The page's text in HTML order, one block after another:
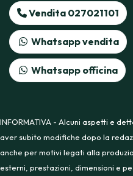
Vendita 027021101
Whatsapp vendita
Whatsapp officina
INFORMATIVA - Alcuni aspetti e
aver subito modifiche dopo la
anche per motivi legati alla
esterni, prestazioni, dimensioni e